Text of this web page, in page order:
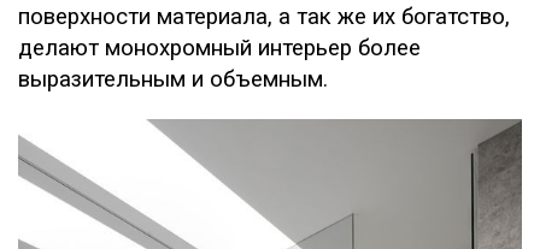
поверхности материала, а так же их богатство,
делают монохромный интерьер более
выразительным и объемным.